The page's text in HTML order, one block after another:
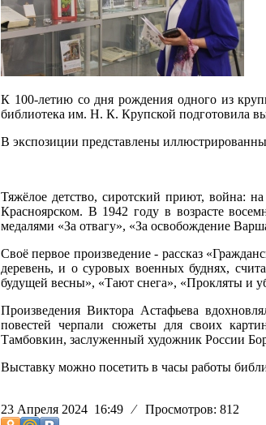
К 100-летию со дня рождения одного из
библиотека им. Н. К. Крупской подготовила
В экспозиции представлены
Тяжёлое детство, сиротский приют, война:
Красноярском. В 1942 году в возрасте
медалями «За отвагу», «За освобождение
Своё первое произведение - рассказ
деревень, и о суровых военных буднях,
будущей весны», «Тают снега», «Прокляты и
Произведения Виктора Астафьева
повестей черпали сюжеты для своих
Тамбовкин, заслуженный художник России
Выставку можно посетить в часы работы
23 Апреля 2024 16:49 ⁄ Просмотров: 812